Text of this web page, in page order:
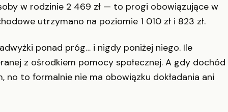
w rodzinie 2 469 zł — to progi obowiązujące w
utrzymano na poziomie 1 010 zł i 823 zł.
ponad próg… i nigdy poniżej niego. Ile
z ośrodkiem pomocy społecznej. A gdy dochód
to formalnie nie ma obowiązku dokładania ani